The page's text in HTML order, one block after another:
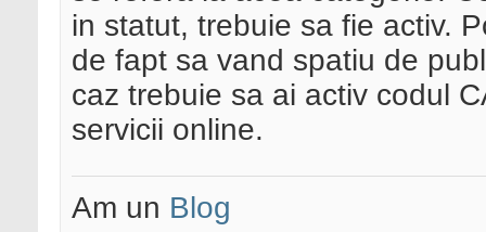
in statut, trebuie sa fie activ.
de fapt sa vand spatiu de
caz trebuie sa ai activ codul
servicii online.
Am un Blog